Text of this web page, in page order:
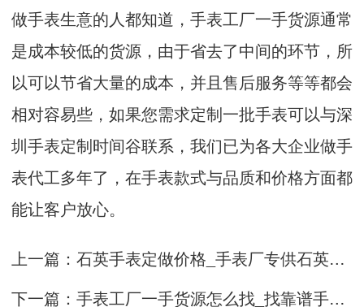
做手表生意的人都知道，手表工厂一手货源通常
是成本较低的货源，由于省去了中间的环节，所
以可以节省大量的成本，并且售后服务等等都会
相对容易些，如果您需求定制一批手表可以与深
圳手表定制时间谷联系，我们已为各大企业做手
表代工多年了，在手表款式与品质和价格方面都
能让客户放心。
上一篇：石英手表定做价格_手表厂专供石英手表定制服务
下一篇：手表工厂一手货源怎么找_找靠谱手表工厂的方法